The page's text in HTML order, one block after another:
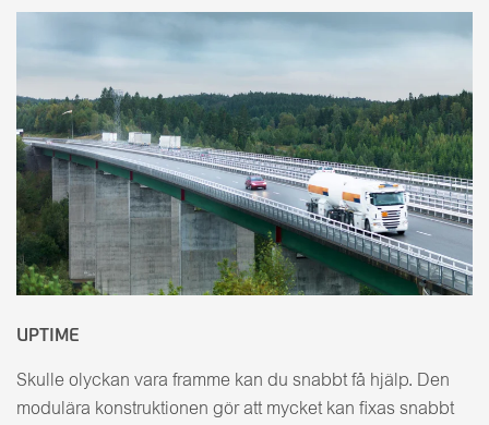
UPTIME
Skulle olyckan vara framme kan du snabbt få hjälp. Den
modulära konstruktionen gör att mycket kan fixas snabbt